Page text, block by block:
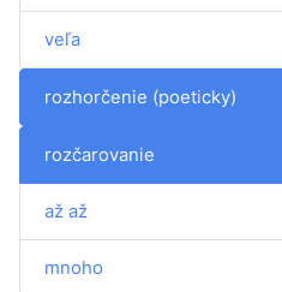
veľa
rozhorčenie (poeticky)
rozčarovanie
až až
mnoho